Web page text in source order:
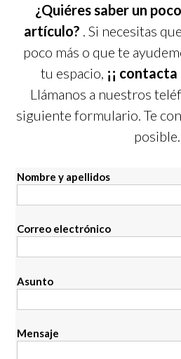
¿Quiéres saber un
artículo? . Si necesitas
poco más o que te
tu espacio, ¡¡
Llámanos a nuestros
siguiente formulario. Te
posible.
Nombre y apellidos
Correo electrónico
Asunto
Mensaje